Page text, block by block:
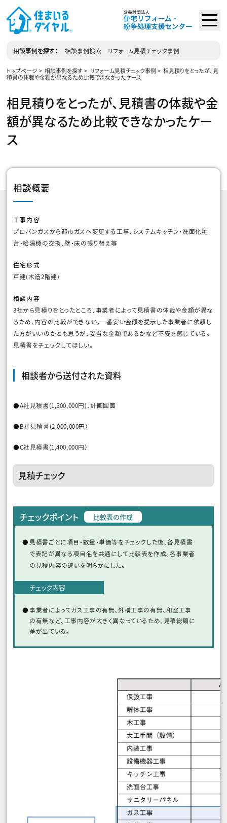
相談事例を探す 相談事例検索 リフォーム見積チェック事例
トップページ 相談事例を探す リフォーム見積チェック事例
相見積りをとったが、見
積書の体裁や金額が異なるため比較できなかったケース
相見積りをとったが、見積書の体裁や金
額が異なるため比較できなかったケー
ス
相談概要
工事内容
プロパンガスから都市ガスへ変更する工事、システムキッチン・洗面化粧
台・給湯機の交換、壁・床の張り替え等
住宅形式
戸建(木造2階建)
相談内容
3社から見積りをとったところ、事業者によって見積書の体裁や金額が異な
るため、内容の比較ができない。一番安い金額を提示した事業者に依頼し
た方がいいのかとも思うが、妥当な金額であるかなど不安を感じている。
見積書をチェックしてほしい。
相談者から送付された資料
A社見積書(1,500,000円)、計画図面
B社見積書(2,000,000円）
C社見積書(1,400,000円）
見積チェック
チェックポイント 比較表の作成
見積書ごとに項目・数量・単価等をチェックした後、各見積書
で表記が異なる項目名を共通にして比較表を作成。各事業者
の見積内容の違いを明らかにした。
チェック内容
事業者によってガス工事の有無、外構工事の有無、和室工事
の有無など、工事内容が大きく異なっているため、見積総額に
差が出ている。